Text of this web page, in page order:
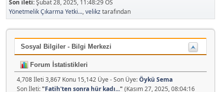
Son ileti:Şubat 28, 2025, 11:48:29 ÖS
Yönetmelik Çıkarma Yetki...,velikztarafından
Sosyal Bilgiler - Bilgi Merkezi
Forum İstatistikleri
4,708 İleti 3,867 Konu 15,142 Üye - Son Üye:Öykü Sema
Son İleti:"Fatih'ten sonra hür kadı..." (Kasım 27, 2025, 08:04:16